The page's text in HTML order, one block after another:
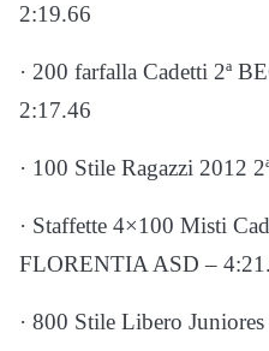
2:19.66
· 200 farfalla Cadetti 2ª
2:17.46
· 100 Stile Ragazzi 2012
· Staffette 4×100 Misti
FLORENTIA ASD –
· 800 Stile Libero